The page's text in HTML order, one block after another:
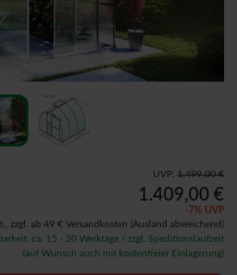
UVP: 1.499,00 €
1.409,00 €
-7% UVP
zzgl. ab 49 € Versandkosten (Ausland abweichend)
ca. 15 - 20 Werktage / zzgl. Speditionslaufzeit
(auf Wunsch auch mit kostenfreier Einlagerung)